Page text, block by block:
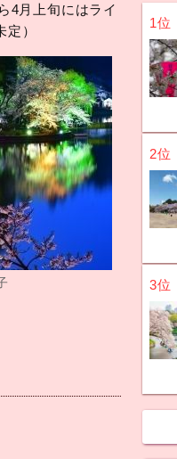
4月上旬にはライ
）
1位
2位
3位